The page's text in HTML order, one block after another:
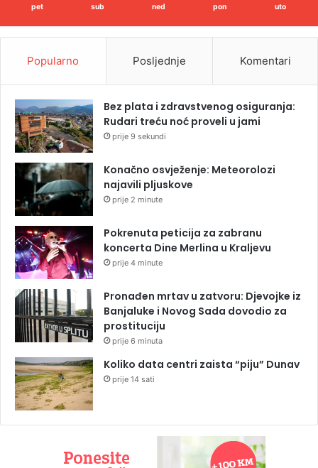
pet sub ned pon uto
Popularno Posljednje Komentari
Bez plata i zdravstvenog osiguranja:
Rudari treću noć proveli u jami
prije 9 sekundi
Konačno osvježenje: Meteorolozi
najavili pljuskove
prije 2 minute
Pokrenuta peticija za zabranu
koncerta Dine Merlina u Kraljevu
prije 4 minute
Pronađen mrtav u zatvoru: Djevojke iz
Banjaluke i Novog Sada dovodio za
prostituciju
prije 6 minuta
Koliko data centri zaista “piju” Dunav
prije 14 sati